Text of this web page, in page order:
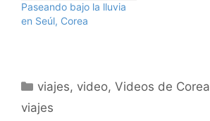
Paseando bajo la lluvia
en Seúl, Corea
Categorías
viajes, video,Videos de Corea
viajes